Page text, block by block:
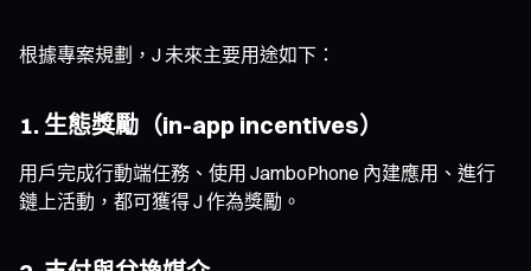
根據專案規劃，J 未來主要用途如下：
1. 生態獎勵（in-app incentives）
用戶完成行動端任務、使用 JamboPhone 內建應用、進行
鏈上活動，都可獲得 J 作為獎勵。